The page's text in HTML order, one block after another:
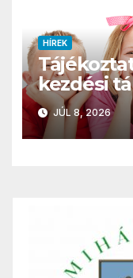
HÍREK
kezdési
JÚL 8, 2026